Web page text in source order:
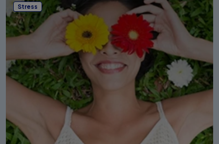
Stress